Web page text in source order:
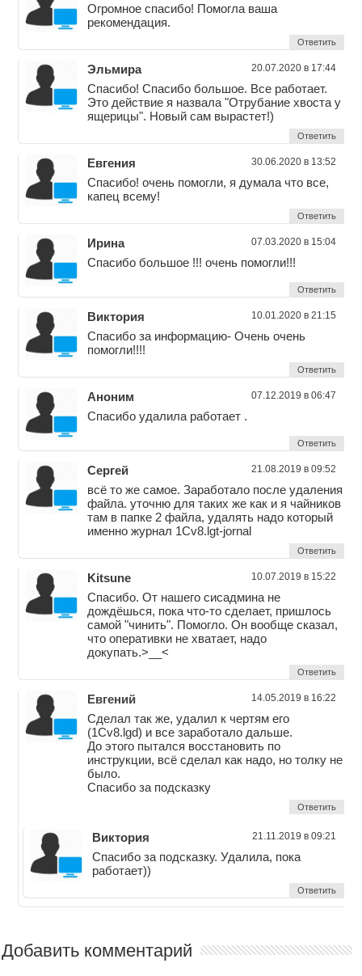
Огромное спасибо! Помогла ваша
рекомендация.
Ответить
Эльмира 20.07.2020 в 17:44
Спасибо! Спасибо большое. Все работает.
Это действие я назвала "Отрубание хвоста у
ящерицы". Новый сам вырастет!)
Ответить
Евгения 30.06.2020 в 13:52
Спасибо! очень помогли, я думала что все,
капец всему!
Ответить
Ирина 07.03.2020 в 15:04
Спасибо большое !!! очень помогли!!!
Ответить
Виктория 10.01.2020 в 21:15
Спасибо за информацию- Очень очень
помогли!!!!
Ответить
Аноним 07.12.2019 в 06:47
Спасибо удалила работает .
Ответить
Сергей 21.08.2019 в 09:52
всё то же самое. Заработало после удаления
файла. уточню для таких же как и я чайников
там в папке 2 файла, удалять надо который
именно журнал 1Cv8.lgt-jornal
Ответить
Kitsune 10.07.2019 в 15:22
Спасибо. От нашего сисадмина не
дождёшься, пока что-то сделает, пришлось
самой "чинить". Помогло. Он вообще сказал,
что оперативки не хватает, надо
докупать.>__<
Ответить
Евгений 14.05.2019 в 16:22
Сделал так же, удалил к чертям его
(1Cv8.lgd) и все заработало дальше.
До этого пытался восстановить по
инструкции, всё сделал как надо, но толку не
было.
Спасибо за подсказку
Ответить
Виктория 21.11.2019 в 09:21
Спасибо за подсказку. Удалила, пока
работает))
Ответить
Добавить комментарий